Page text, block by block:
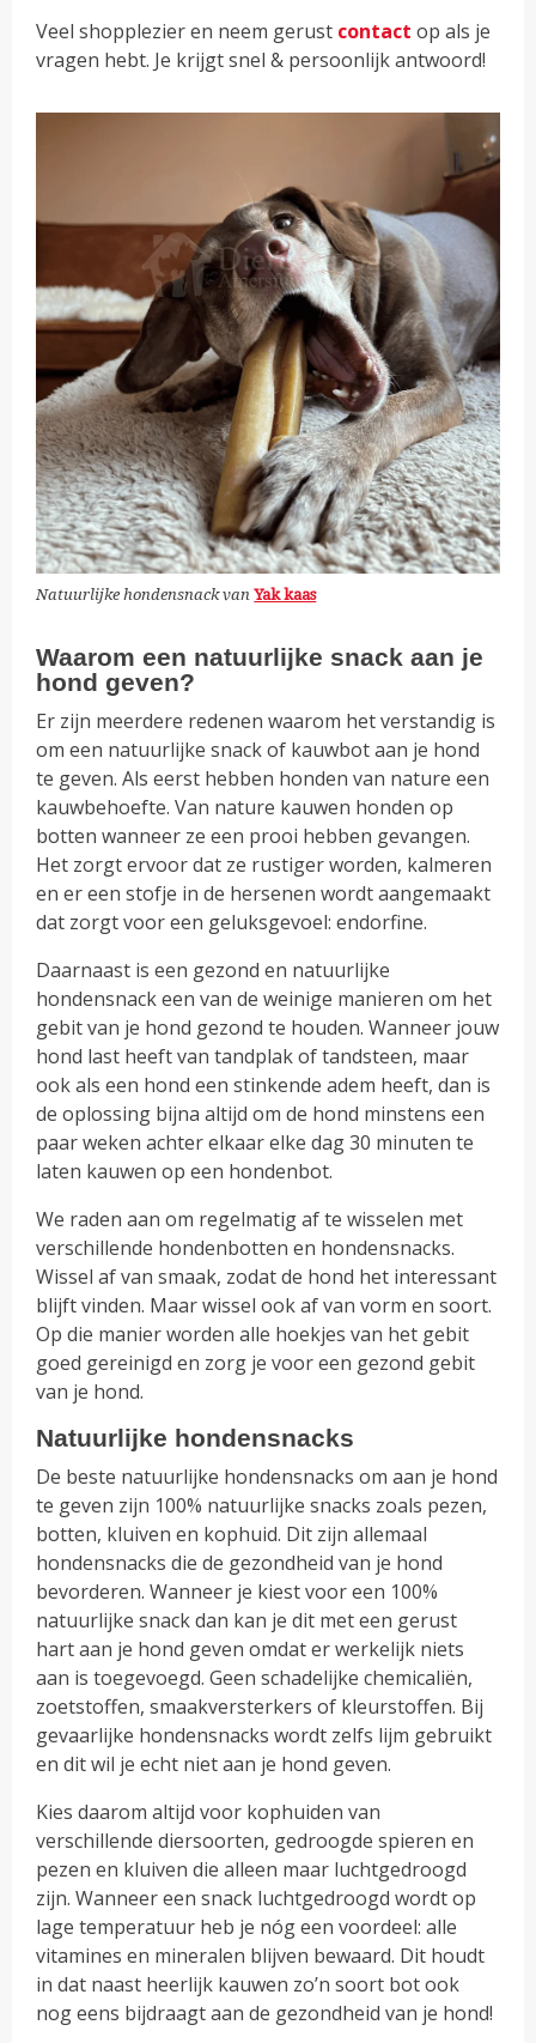
Veel shopplezier en neem gerust contact op als je
vragen hebt. Je krijgt snel & persoonlijk antwoord!
Natuurlijke hondensnack vanYak kaas
Waarom een natuurlijke snack aan je
hond geven?
Er zijn meerdere redenen waarom het verstandig is
om een natuurlijke snack of kauwbot aan je hond
te geven. Als eerst hebben honden van nature een
kauwbehoefte. Van nature kauwen honden op
botten wanneer ze een prooi hebben gevangen.
Het zorgt ervoor dat ze rustiger worden, kalmeren
en er een stofje in de hersenen wordt aangemaakt
dat zorgt voor een geluksgevoel: endorfine.
Daarnaast is een gezond en natuurlijke
hondensnack een van de weinige manieren om het
gebit van je hond gezond te houden. Wanneer jouw
hond last heeft van tandplak of tandsteen, maar
ook als een hond een stinkende adem heeft, dan is
de oplossing bijna altijd om de hond minstens een
paar weken achter elkaar elke dag 30 minuten te
laten kauwen op een hondenbot.
We raden aan om regelmatig af te wisselen met
verschillende hondenbotten en hondensnacks.
Wissel af van smaak, zodat de hond het interessant
blijft vinden. Maar wissel ook af van vorm en soort.
Op die manier worden alle hoekjes van het gebit
goed gereinigd en zorg je voor een gezond gebit
van je hond.
Natuurlijke hondensnacks
De beste natuurlijke hondensnacks om aan je hond
te geven zijn 100% natuurlijke snacks zoals pezen,
botten, kluiven en kophuid. Dit zijn allemaal
hondensnacks die de gezondheid van je hond
bevorderen. Wanneer je kiest voor een 100%
natuurlijke snack dan kan je dit met een gerust
hart aan je hond geven omdat er werkelijk niets
aan is toegevoegd. Geen schadelijke chemicaliën,
zoetstoffen, smaakversterkers of kleurstoffen. Bij
gevaarlijke hondensnacks wordt zelfs lijm gebruikt
en dit wil je echt niet aan je hond geven.
Kies daarom altijd voor kophuiden van
verschillende diersoorten, gedroogde spieren en
pezen en kluiven die alleen maar luchtgedroogd
zijn. Wanneer een snack luchtgedroogd wordt op
lage temperatuur heb je nóg een voordeel: alle
vitamines en mineralen blijven bewaard. Dit houdt
in dat naast heerlijk kauwen zo’n soort bot ook
nog eens bijdraagt aan de gezondheid van je hond!